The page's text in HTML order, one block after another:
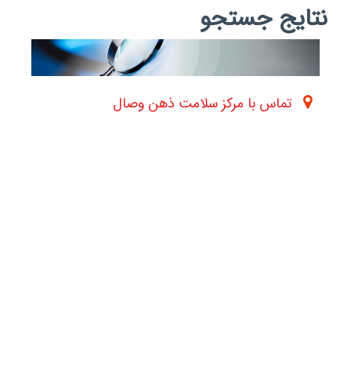
نتایج جستجو
تماس با مرکز سلامت ذهن وصال